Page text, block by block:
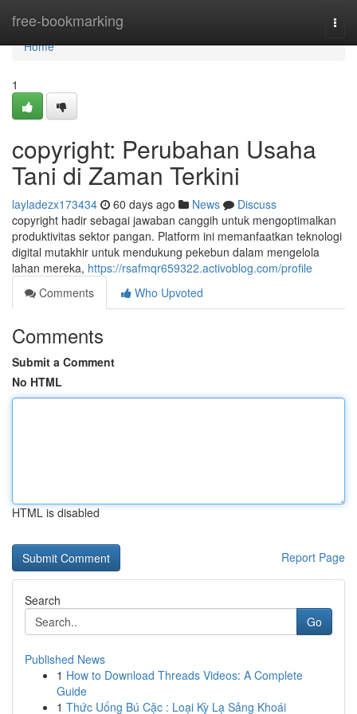
free-bookmarking
Home
Home
1
copyright: Perubahan Usaha
Tani di Zaman Terkini
layladezx173434 60 days ago News
Discuss
copyright hadir sebagai jawaban canggih untuk mengoptimalkan
produktivitas sektor pangan. Platform ini memanfaatkan teknologi
digital mutakhir untuk mendukung pekebun dalam mengelola
lahan mereka, https://rsafmqr659322.activoblog.com/profile
Comments
Who Upvoted
Comments
Submit a Comment
No HTML
HTML is disabled
Report Page
Search
Go
Published News
1 How to Download Threads Videos: A Complete
Guide
1 Thức Uống Bú Cặc : Loại Kỳ Lạ Sảng Khoái